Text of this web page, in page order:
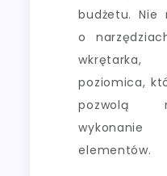
budżetu. Nie
o
poziomica,
pozwolą
elementów.